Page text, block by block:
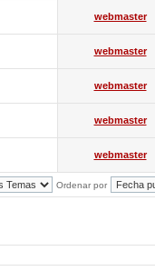
webmaster
webmaster
webmaster
webmaster
webmaster
Ordenar por